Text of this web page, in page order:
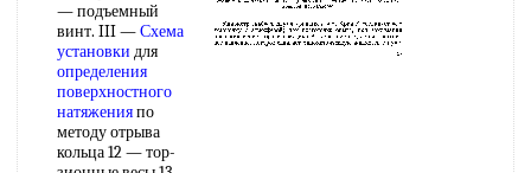
— подъемный
винт. III —Схема
установки для
определения
поверхностного
натяженияпо
методу отрыва
кольца 12 — тор-